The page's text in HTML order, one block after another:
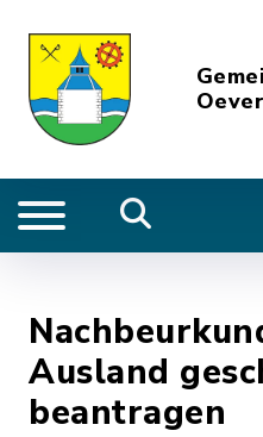
Ausland
beantragen